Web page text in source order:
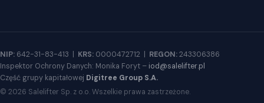
NIP: 642-31-83-413 | KRS: 0000472712 | REGON:243306386
Inspektor Ochrony Danych: Monika Foryt – iod@salelifter.pl
Część grupy kapitałowej Digitree Group S.A.
© 2026 Salelifter Sp. z o.o. Wszelkie prawa zastrzeżone.